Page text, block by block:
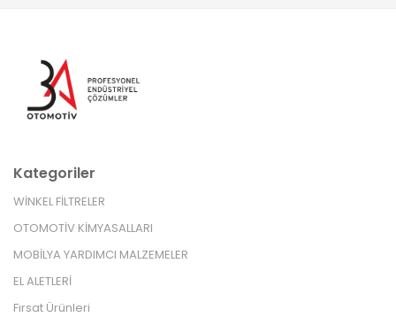
Kategoriler
WİNKEL FİLTRELER
OTOMOTİV KİMYASALLARI
MOBİLYA YARDIMCI MALZEMELER
EL ALETLERİ
Fırsat Ürünleri